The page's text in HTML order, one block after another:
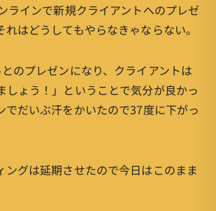
ラインで新規クライアントへのプレゼ
はどうしてもやらなきゃならない。
のプレゼンになり、クライアントは
しょう！」ということで気分が良かっ
でだいぶ汗をかいたので37度に下がっ
ングは延期させたので今日はこのまま